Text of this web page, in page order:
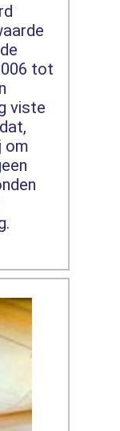
tot
viste
om